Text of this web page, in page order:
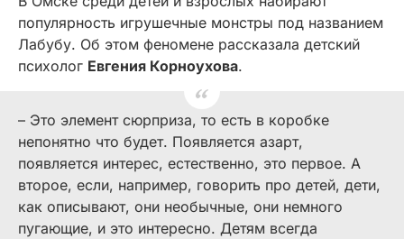
популярность игрушечные монстры под названием
Лабубу. Об этом феномене рассказала детский
психолог Евгения Корноухова.
– Это элемент сюрприза, то есть в коробке
непонятно что будет. Появляется азарт,
появляется интерес, естественно, это первое. А
второе, если, например, говорить про детей, дети,
как описывают, они необычные, они немного
пугающие, и это интересно. Детям всегда